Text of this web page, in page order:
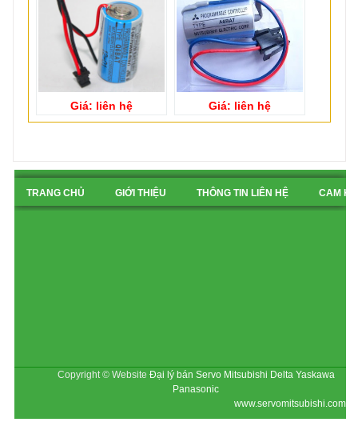
Giá: liên hệ Giá: liên hệ
TRANG CHỦ GIỚI THIỆU THÔNG TIN LIÊN HỆ CAM
Copyright © Website Đại lý bán Servo Mitsubishi Delta Yaskawa
Panasonic
www.servomitsubishi.com